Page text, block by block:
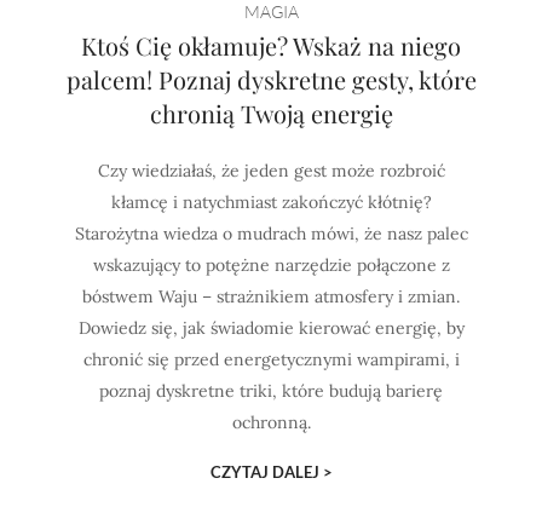
MAGIA
Ktoś Cię okłamuje? Wskaż na niego
palcem! Poznaj dyskretne gesty, które
chronią Twoją energię
Czy wiedziałaś, że jeden gest może rozbroić
kłamcę i natychmiast zakończyć kłótnię?
Starożytna wiedza o mudrach mówi, że nasz palec
wskazujący to potężne narzędzie połączone z
bóstwem Waju – strażnikiem atmosfery i zmian.
Dowiedz się, jak świadomie kierować energię, by
chronić się przed energetycznymi wampirami, i
poznaj dyskretne triki, które budują barierę
ochronną.
CZYTAJ DALEJ >